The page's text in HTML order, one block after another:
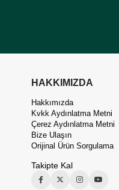
HAKKIMIZDA
Hakkımızda
Kvkk Aydınlatma Metni
Çerez Aydınlatma Metni
Bize Ulaşın
Orijinal Ürün Sorgulama
Takipte Kal